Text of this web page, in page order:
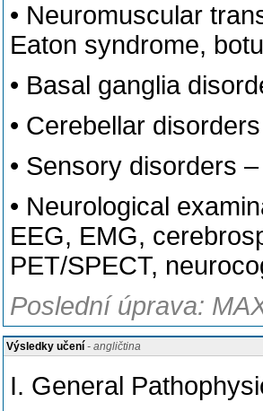
• Neuromuscular
Eaton syndrome,
• Basal ganglia
• Cerebellar
• Sensory disorders
• Neurological
EEG, EMG,
PET/SPECT,
Poslední úprava:
Výsledky učení - angličtina
I. General